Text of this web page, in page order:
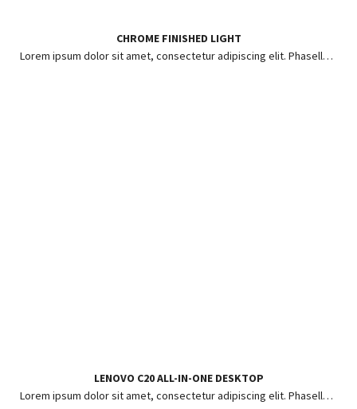
CHROME FINISHED LIGHT
Lorem ipsum dolor sit amet, consectetur adipiscing elit. Phasellus ut risus pharetra, posuere enim in, hendrerit lorem.
LENOVO C20 ALL-IN-ONE DESKTOP
Lorem ipsum dolor sit amet, consectetur adipiscing elit. Phasellus ut risus pharetra, posuere enim in, hendrerit lorem.